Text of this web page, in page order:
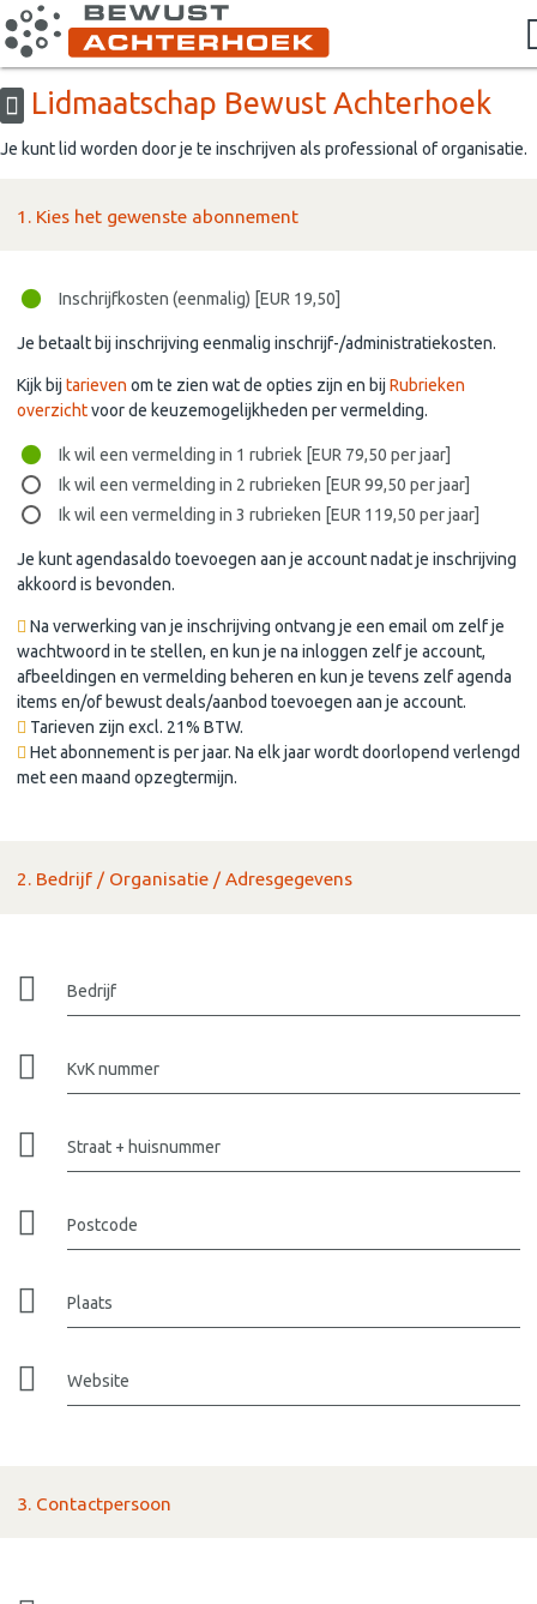
Lidmaatschap Bewust Achterhoek
Je kunt lid worden door je te inschrijven als professional of organisatie.
1. Kies het gewenste abonnement
Inschrijfkosten (eenmalig) [EUR 19,50]
Je betaalt bij inschrijving eenmalig inschrijf-/administratiekosten.
Kijk bij tarieven om te zien wat de opties zijn en bij Rubrieken
overzichtvoor de keuzemogelijkheden per vermelding.
Ik wil een vermelding in 1 rubriek [EUR 79,50 per jaar]
Ik wil een vermelding in 2 rubrieken [EUR 99,50 per jaar]
Ik wil een vermelding in 3 rubrieken [EUR 119,50 per jaar]
Je kunt agendasaldo toevoegen aan je account nadat je inschrijving
akkoord is bevonden.
Na verwerking van je inschrijving ontvang je een email om zelf je
wachtwoord in te stellen, en kun je na inloggen zelf je account,
afbeeldingen en vermelding beheren en kun je tevens zelf agenda
items en/of bewust deals/aanbod toevoegen aan je account.
Tarieven zijn excl. 21% BTW.
Het abonnement is per jaar. Na elk jaar wordt doorlopend verlengd
met een maand opzegtermijn.
2. Bedrijf / Organisatie / Adresgegevens
Bedrijf
KvK nummer
Straat + huisnummer
Postcode
Plaats
Website
3. Contactpersoon